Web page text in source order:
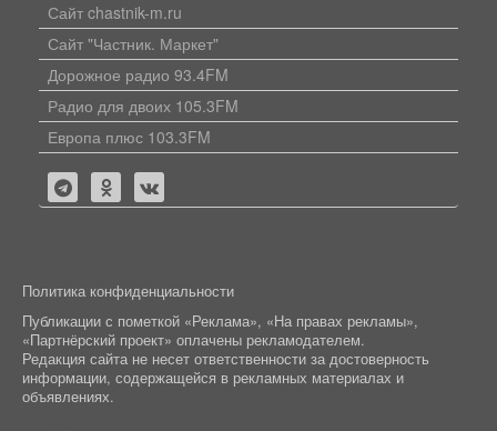
Сайт chastnik-m.ru
Сайт "Частник. Маркет"
Дорожное радио 93.4FM
Радио для двоих 105.3FM
Европа плюс 103.3FM
Политика конфиденциальности
Публикации с пометкой «Реклама», «На правах рекламы»,
«Партнёрский проект» оплачены рекламодателем.
Редакция сайта не несет ответственности за достоверность
информации, содержащейся в рекламных материалах и
объявлениях.